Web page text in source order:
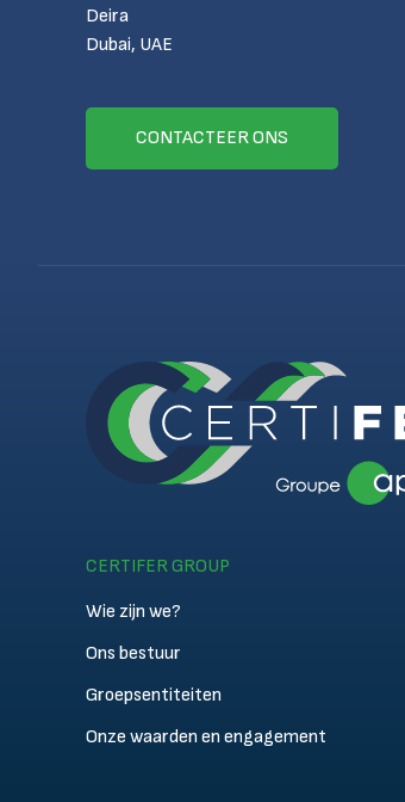
Deira
Dubai, UAE
CONTACTEER ONS
CERTIFER GROUP
Wie zijn we?
Ons bestuur
Groepsentiteiten
Onze waarden en engagement